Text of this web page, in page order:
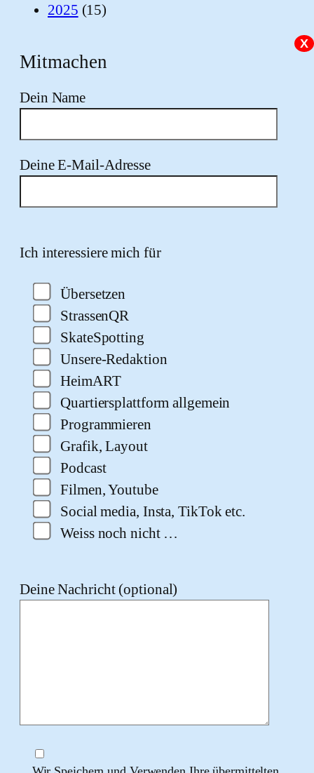
2025 (15)
X
Mitmachen
Dein Name
Deine E-Mail-Adresse
Ich interessiere mich für
Übersetzen
StrassenQR
SkateSpotting
Unsere-Redaktion
HeimART
Quartiersplattform allgemein
Programmieren
Grafik, Layout
Podcast
Filmen, Youtube
Social media, Insta, TikTok etc.
Weiss noch nicht …
Deine Nachricht (optional)